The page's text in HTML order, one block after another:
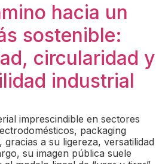
hacia un
sostenible:
circularidad y
industrial
imprescindible en sectores
packaging
a su ligereza, versatilidad
su imagen pública suele